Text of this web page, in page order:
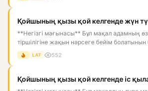
Қойшының қызы қой келгенде жүн
**Негізгі мағынасы** Бұл мақал адамның өз
тіршілігіне жақын нәрсеге бейім болатынын
Қойшының қы...
LAT 552
Қойшының қызы қой келгенде іс